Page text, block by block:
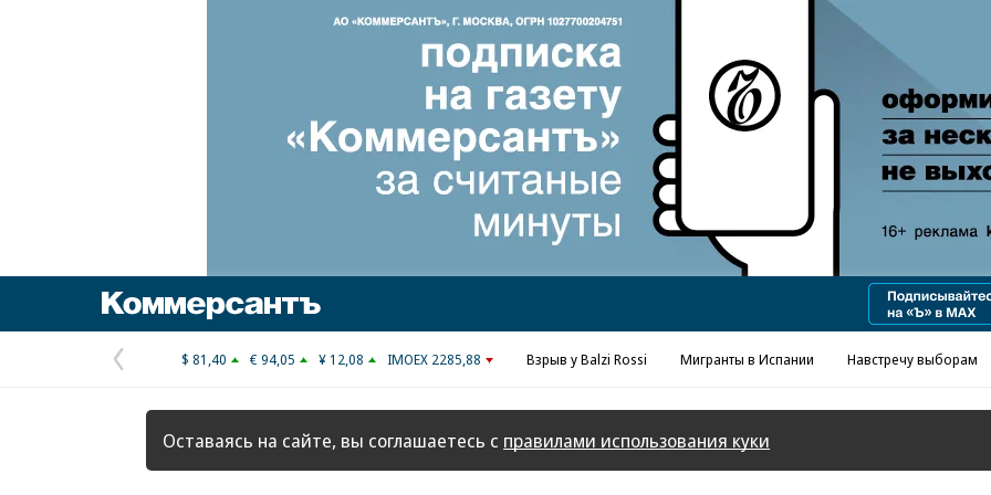
Реклама в «Ъ» www.kommersant.ru/ad
Предыдущая
страница
$ 81,40 € 94,05 ¥ 12,08 IMOEX 2285,88 Взрыв у Balzi Rossi Мигранты в Испании Навстречу выборам
Оставаясь на сайте, вы соглашаетесь с правилами использования куки